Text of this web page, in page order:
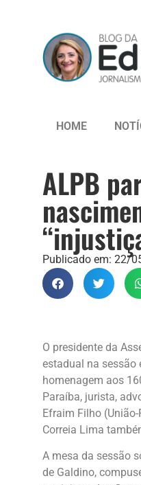
HOME
ALPB
Publicado em: 22/
O presidente da
estadual na sessão
homenagem aos
Paraíba, jurista,
Efraim Filho
Correia Lima
A mesa da sessão
de Galdino,